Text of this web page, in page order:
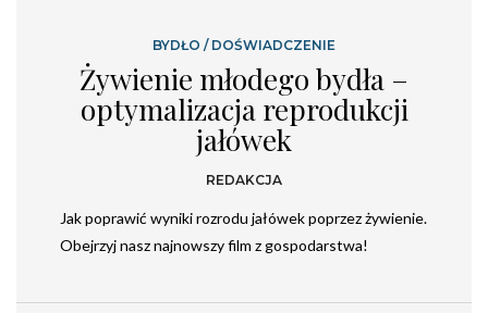
BYDŁO / DOŚWIADCZENIE
Żywienie młodego bydła –
optymalizacja reprodukcji
jałówek
REDAKCJA
Jak poprawić wyniki rozrodu jałówek poprzez żywienie.
Obejrzyj nasz najnowszy film z gospodarstwa!